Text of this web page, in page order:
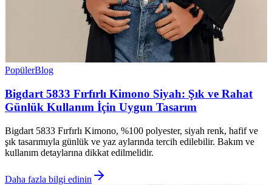
PopülerBlog
Bigdart 5833 Fırfırlı Kimono Siyah: Şık ve Rahat
Günlük Kullanım İçin Uygun Tasarım
Bigdart 5833 Fırfırlı Kimono, %100 polyester, siyah renk, hafif ve
şık tasarımıyla günlük ve yaz aylarında tercih edilebilir. Bakım ve
kullanım detaylarına dikkat edilmelidir.
Daha fazla bilgi edinin